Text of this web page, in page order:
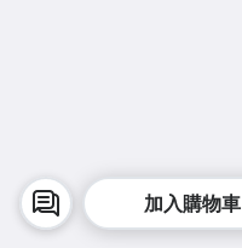
加入購物車